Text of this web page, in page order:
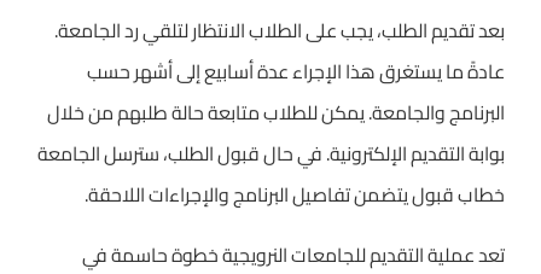
بعد تقديم الطلب، يجب على الطلاب الانتظار لتلقي رد الجامعة.
عادةً ما يستغرق هذا الإجراء عدة أسابيع إلى أشهر حسب
البرنامج والجامعة. يمكن للطلاب متابعة حالة طلبهم من خلال
بوابة التقديم الإلكترونية. في حال قبول الطلب، سترسل الجامعة
خطاب قبول يتضمن تفاصيل البرنامج والإجراءات اللاحقة.
تعد عملية التقديم للجامعات النرويجية خطوة حاسمة في